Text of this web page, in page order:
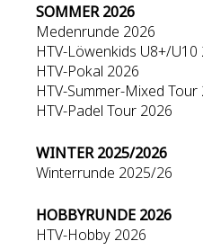
SOMMER 2026
Medenrunde 2026
HTV-Löwenkids U8+/U10
HTV-Pokal 2026
HTV-Summer-Mixed Tour
HTV-Padel Tour 2026
WINTER 2025/2026
Winterrunde 2025/26
HOBBYRUNDE 2026
HTV-Hobby 2026